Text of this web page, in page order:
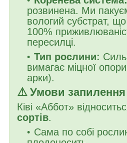
розвинена. Ми
вологий субстрат,
100%
пересилці.
Тип рослини:
вимагає міцної
арки).
⚠️ Умови запилення
Ківі «Аббот»
сортів.
Сама по собі